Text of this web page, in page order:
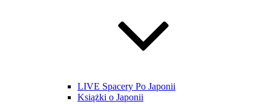
LIVE Spacery Po Japonii
Książki o Japonii